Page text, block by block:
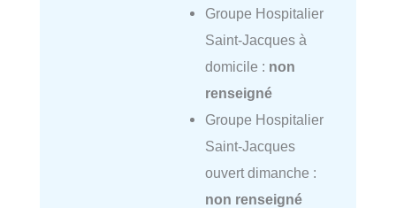
Groupe Hospitalier
Saint-Jacques à
domicile : non
renseigné
Groupe Hospitalier
Saint-Jacques
ouvert dimanche :
non renseigné